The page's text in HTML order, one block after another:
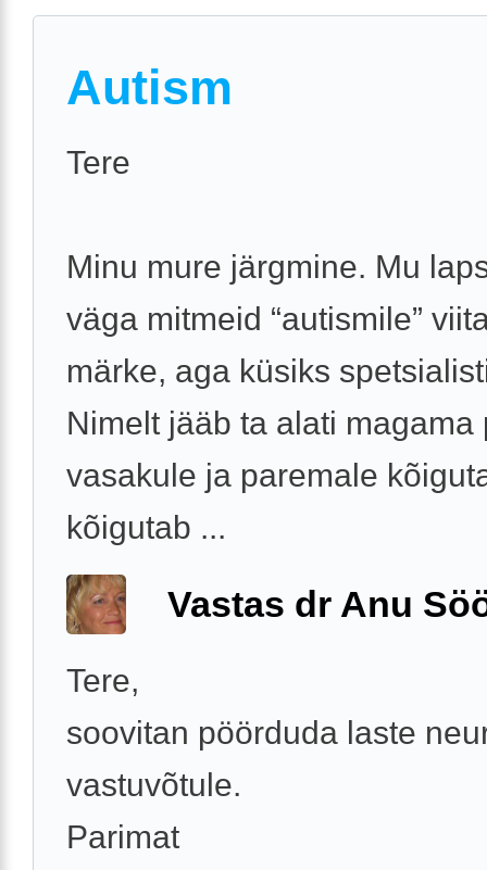
Autism
Tere
Minu mure järgmine. Mu
väga mitmeid “autismile”
märke, aga küsiks
Nimelt jääb ta alati magama
vasakule ja paremale
kõigutab ...
Vastas dr Anu
Tere,
soovitan pöörduda laste
vastuvõtule.
Parimat